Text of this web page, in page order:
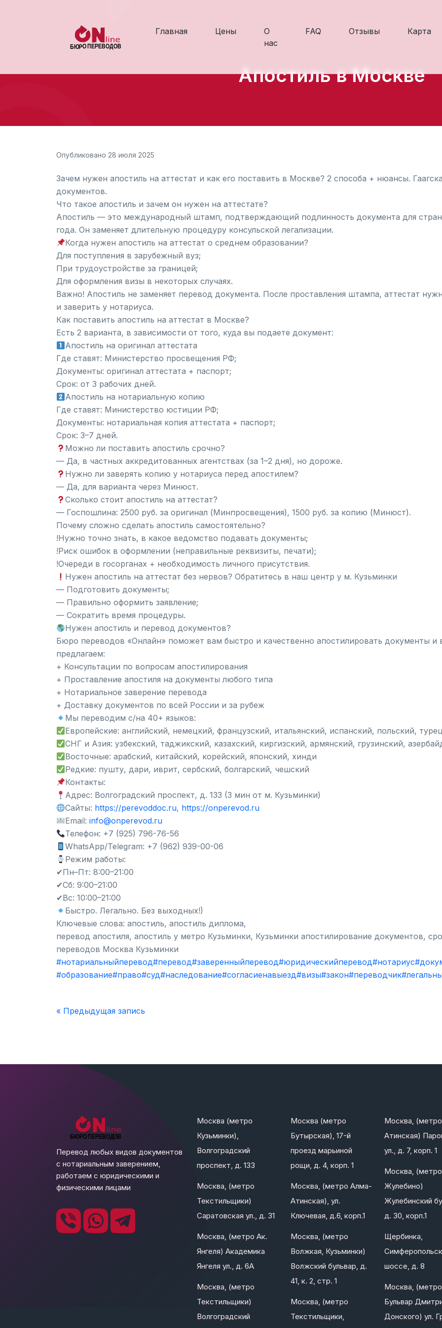
Главная Цены
О
нас
FAQ Отзывы Карта
Апостиль в Москве
Опубликовано 28 июля 2025
Зачем нужен апостиль на аттестат и как его поставить в Москве? 2 способа + нюансы.
документов.
Что такое апостиль и зачем он нужен на аттестате?
Апостиль — это международный штамп, подтверждающий подлинность документа для стран-
года. Он заменяет длительную процедуру консульской легализации.
Когда нужен апостиль на аттестат о среднем образовании?
Для поступления в зарубежный вуз;
При трудоустройстве за границей;
Для оформления визы в некоторых случаях.
Важно! Апостиль не заменяет перевод документа. После проставления штампа, аттестат
и заверить у нотариуса.
Как поставить апостиль на аттестат в Москве?
Есть 2 варианта, в зависимости от того, куда вы подаете документ:
Апостиль на оригинал аттестата
Где ставят: Министерство просвещения РФ;
Документы: оригинал аттестата + паспорт;
Срок: от 3 рабочих дней.
Апостиль на нотариальную копию
Где ставят: Министерство юстиции РФ;
Документы: нотариальная копия аттестата + паспорт;
Срок: 3–7 дней.
Можно ли поставить апостиль срочно?
— Да, в частных аккредитованных агентствах (за 1–2 дня), но дороже.
Нужно ли заверять копию у нотариуса перед апостилем?
— Да, для варианта через Минюст.
Сколько стоит апостиль на аттестат?
— Госпошлина: 2500 руб. за оригинал (Минпросвещения), 1500 руб. за копию (Минюст).
Почему сложно сделать апостиль самостоятельно?
!Нужно точно знать, в какое ведомство подавать документы;
!Риск ошибок в оформлении (неправильные реквизиты, печати);
!Очереди в госорганах + необходимость личного присутствия.
Нужен апостиль на аттестат без нервов? Обратитесь в наш центр у м. Кузьминки
— Подготовить документы;
— Правильно оформить заявление;
— Сократить время процедуры.
Нужен апостиль и перевод документов?
Бюро переводов «Онлайн» поможет вам быстро и качественно апостилировать документы
предлагаем:
+ Консультации по вопросам апостилирования
+ Проставление апостиля на документы любого типа
+ Нотариальное заверение перевода
+ Доставку документов по всей России и за рубеж
Мы переводим с/на 40+ языков:
Европейские: английский, немецкий, французский, итальянский, испанский, польский,
СНГ и Азия: узбекский, таджикский, казахский, киргизский, армянский, грузинский,
Восточные: арабский, китайский, корейский, японский, хинди
Редкие: пушту, дари, иврит, сербский, болгарский, чешский
Контакты:
Адрес: Волгоградский проспект, д. 133 (3 мин от м. Кузьминки)
Сайты: https://perevoddoc.ru, https://onperevod.ru
Email:info@onperevod.ru
Телефон: +7 (925) 796-76-56
WhatsApp/Telegram: +7 (962) 939-00-06
Режим работы:
✔Пн–Пт: 8:00–21:00
✔Сб: 9:00–21:00
✔Вс: 10:00–21:00
Быстро. Легально. Без выходных!)
Ключевые слова: апостиль, апостиль диплома,
перевод апостиля, апостиль у метро Кузьминки, Кузьминки апостилирование документов,
переводов Москва Кузьминки
#нотариальныйперевод#перевод#заверенныйперевод#юридическийперевод#нотариус
#образование#право#суд#наследование#согласиенавыезд#визы#закон#переводчик
« Предыдущая запись
Перевод любых видов документов
с нотариальным заверением,
работаем с юридическими и
физическими лицами
Москва (метро
Кузьминки),
Волгоградский
проспект, д. 133
Москва, (метро
Текстильщики)
Саратовская ул., д. 31
Москва, (метро Ак.
Янгеля) Академика
Янгеля ул., д. 6А
Москва, (метро
Текстильщики)
Волгоградский
Москва (метро
Бутырская), 17-й
проезд марьиной
рощи, д. 4, корп. 1
Москва, (метро Алма-
Атинская), ул.
Ключевая, д.6, корп.1
Москва, (метро
Волжкая, Кузьминки)
Волжский бульвар, д.
41, к. 2, стр. 1
Москва, (метро
Текстильщики,
Москва,
Атинская)
ул., д. 7, корп. 1
Москва, (метро
Жулебино)
Жулебинский
д. 30, корп.1
Щербинка,
шоссе, д. 8
Москва, (метро
Бульвар
Донского) ул.